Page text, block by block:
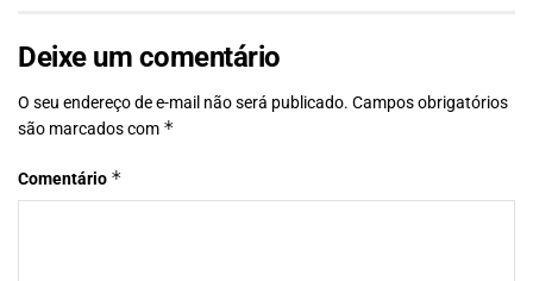
Deixe um comentário
O seu endereço de e-mail não será publicado. Campos obrigatórios
são marcados com *
Comentário *